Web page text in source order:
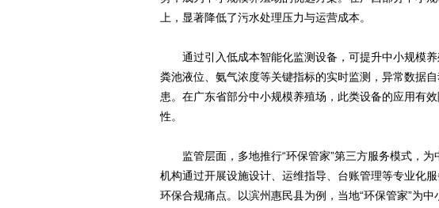
上，显著降低了污水处理压力与运营成本。
通过引入低成本智能化监测设备，可提升中小规模养
粪池液位、氨气浓度等关键指标的实时监测，异常数据
患。在广东省部分中小规模养殖场，此类设备的应用有
性。
监管层面，多地推行“环保管家”第三方服务模式，为
机构通过开展设施设计、运维指导、台账管理等专业化
环保合规痛点。以滨州惠民县为例，当地“环保管家”为